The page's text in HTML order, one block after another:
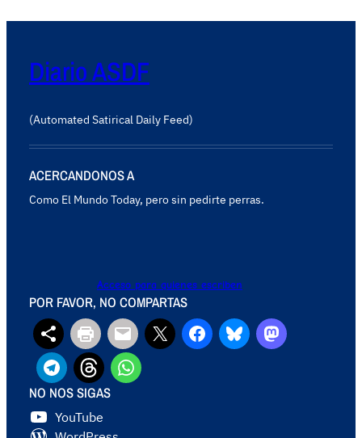
Diario ASDF
(Automated Satirical Daily Feed)
ACERCANDONOS A
Como El Mundo Today, pero sin pedirte perras.
Acceso para quienes escriben
POR FAVOR, NO COMPARTAS
NO NOS SIGAS
YouTube